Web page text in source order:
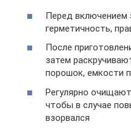
Перед включением
герметичность,
После
затем
порошок, емкости
Регулярно
чтобы в случае
взорвался